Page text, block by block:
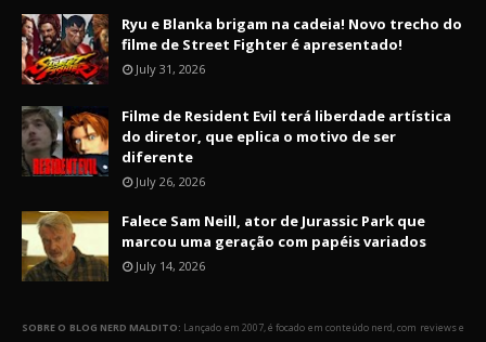
Ryu e Blanka brigam na cadeia! Novo trecho do
filme de Street Fighter é apresentado!
July 31, 2026
Filme de Resident Evil terá liberdade artística
do diretor, que eplica o motivo de ser
diferente
July 26, 2026
Falece Sam Neill, ator de Jurassic Park que
marcou uma geração com papéis variados
July 14, 2026
SOBRE O BLOG NERD MALDITO: Lançado em 2007, é focado em conteúdo nerd, com reviews e